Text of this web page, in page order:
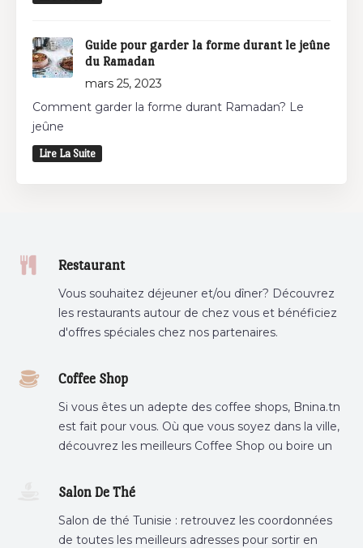
Guide pour garder la forme durant le jeûne
du Ramadan
mars 25, 2023
Comment garder la forme durant Ramadan? Le
jeûne
Lire La Suite
Restaurant
Vous souhaitez déjeuner et/ou dîner? Découvrez
les restaurants autour de chez vous et bénéficiez
d'offres spéciales chez nos partenaires.
Coffee Shop
Si vous êtes un adepte des coffee shops, Bnina.tn
est fait pour vous. Où que vous soyez dans la ville,
découvrez les meilleurs Coffee Shop ou boire un
Salon De Thé
Salon de thé Tunisie : retrouvez les coordonnées
de toutes les meilleurs adresses pour sortir en